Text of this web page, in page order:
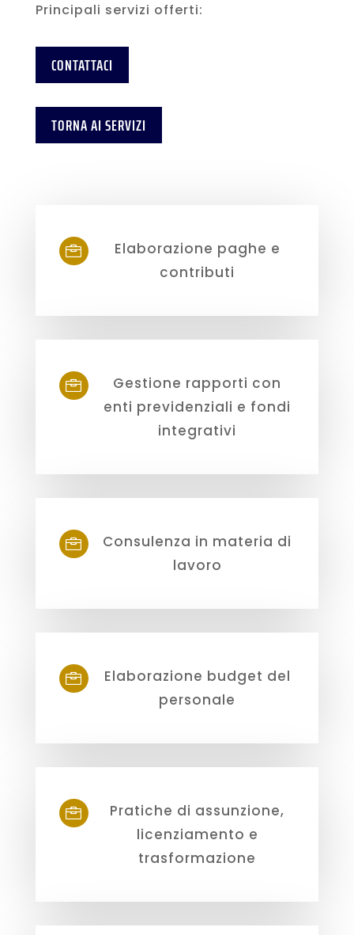
Principali servizi offerti:
CONTATTACI
TORNA AI SERVIZI

Elaborazione paghe e
contributi

Gestione rapporti con
enti previdenziali e fondi
integrativi

Consulenza in materia di
lavoro

Elaborazione budget del
personale

Pratiche di assunzione,
licenziamento e
trasformazione